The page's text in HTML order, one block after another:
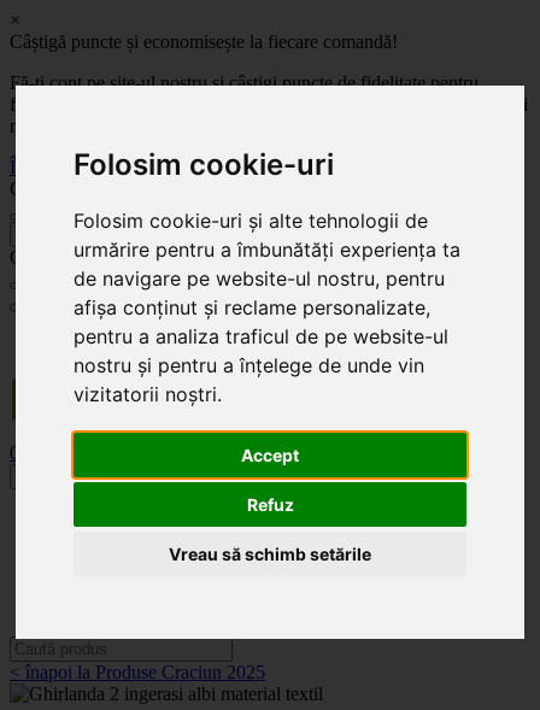
Folosim cookie-uri
Folosim cookie-uri și alte tehnologii de
urmărire pentru a îmbunătăți experiența ta
de navigare pe website-ul nostru, pentru
afișa conținut și reclame personalizate,
pentru a analiza traficul de pe website-ul
nostru și pentru a înțelege de unde vin
vizitatorii noștri.
Accept
Refuz
Vreau să schimb setările
×
Câștigă puncte și economisește la fiecare comandă!
Fă-ți cont pe site-ul nostru și câștigi puncte de fidelitate pentru
fiecare comandă! Cu cât comanzi mai mult, cu atât economisești mai
mult!
Înregistrează-te acum
Celoplast
Celoplast
Transportul este GRATUIT pentru comenzile mai mari de 350 Lei. Comanda minimă în
valoare de 100 Lei. Expediere în 1 - 2 zile lucrătoare.
0
Toggle navigation
< înapoi la Produse Craciun 2025